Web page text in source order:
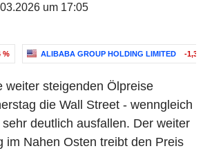
um 17:05
% ALIBABA GROUP HOLDING LIMITED -1,34
weiter steigenden Ölpreise
die Wall Street - wenngleich
deutlich ausfallen. Der weiter
im Nahen Osten treibt den Preis